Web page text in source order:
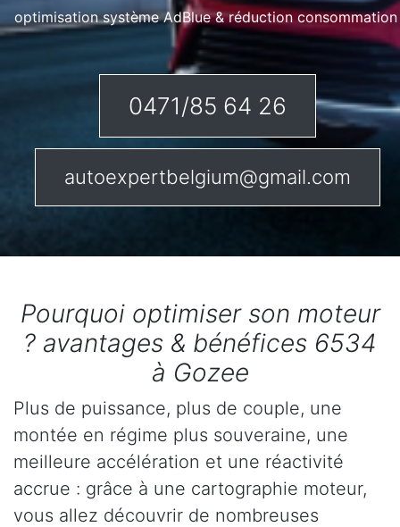
optimisation système AdBlue & réduction consommation
0471/85 64 26
autoexpertbelgium@gmail.com
Pourquoi optimiser son moteur
? avantages & bénéfices 6534
à Gozee
Plus de puissance, plus de couple, une
montée en régime plus souveraine, une
meilleure accélération et une réactivité
accrue : grâce à une cartographie moteur,
vous allez découvrir de nombreuses